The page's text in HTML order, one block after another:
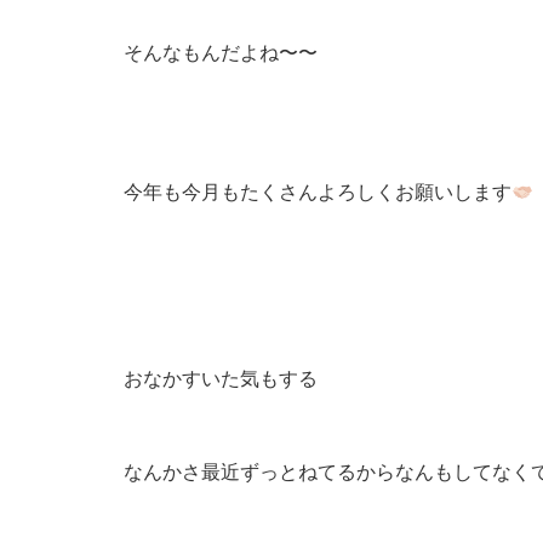
そんなもんだよね〜〜
今年も今月もたくさんよろしくお願いします
おなかすいた気もする
なんかさ最近ずっとねてるからなんもしてなく